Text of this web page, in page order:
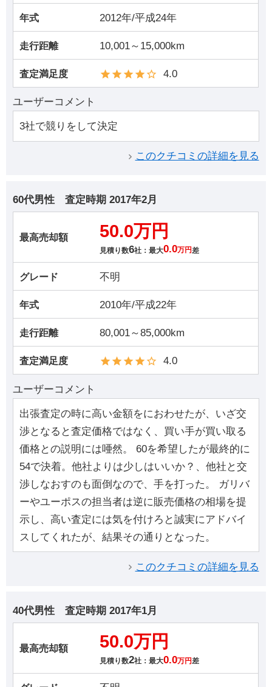
年式 2012年/平成24年
走行距離 10,001～15,000km
査定満足度 4.0
ユーザーコメント
3社で競りをして決定
このクチコミの詳細を見る
60代男性 査定時期 2017年2月
最高売却額 50.0万円
見積り数6社：最大0.0万円 差
グレード 不明
年式 2010年/平成22年
走行距離 80,001～85,000km
査定満足度 4.0
ユーザーコメント
出張査定の時に高い金額をにおわせたが、いざ交
渉となると査定価格ではなく、買い手が買い取る
価格との説明には唖然。 60を希望したが最終的に
54で決着。他社よりは少しはいいか？、他社と交
渉しなおすのも面倒なので、手を打った。 ガリバ
ーやユーポスの担当者は逆に販売価格の相場を提
示し、高い査定には気を付けろと誠実にアドバイ
スしてくれたが、結果その通りとなった。
このクチコミの詳細を見る
40代男性 査定時期 2017年1月
最高売却額 50.0万円
見積り数2社：最大0.0万円差